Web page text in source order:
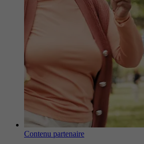
Contenu partenaire